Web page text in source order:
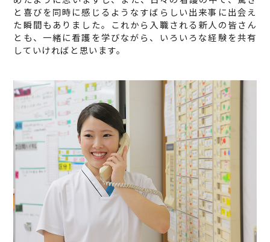
と喜びを同時に感じるようなすばらしい出来事に出会え
た瞬間もありました。これから入職される新人の皆さん
とも、一緒に看護を学びながら、いろいろな経験を共有
していければと思います。